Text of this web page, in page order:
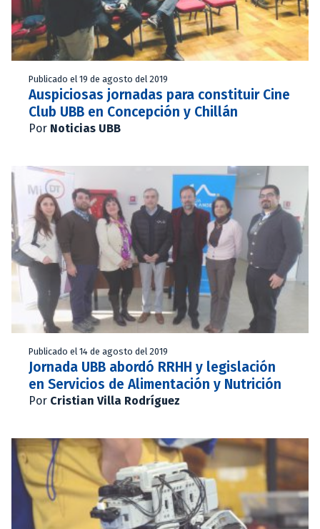
Publicado el 19 de agosto del 2019
Auspiciosas jornadas para constituir Cine
Club UBB en Concepción y Chillán
Por Noticias UBB
Publicado el 14 de agosto del 2019
Jornada UBB abordó RRHH y legislación
en Servicios de Alimentación y Nutrición
Por Cristian Villa Rodríguez